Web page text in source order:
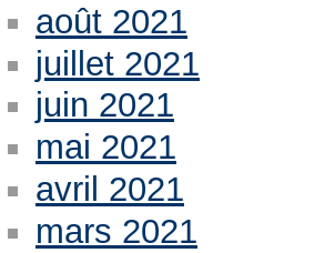
août 2021
juillet 2021
juin 2021
mai 2021
avril 2021
mars 2021